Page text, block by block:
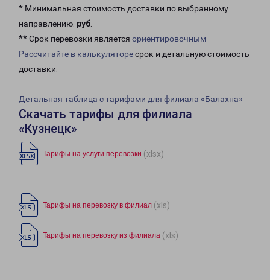
* Минимальная стоимость доставки по выбранному
направлению: руб.
** Срок перевозки является ориентировочным
Рассчитайте в калькуляторесрок и детальную стоимость
доставки.
Детальная таблица с тарифами для филиала «Балахна»
Скачать тарифы для филиала
«Кузнецк»
Тарифы на услуги перевозки (xlsx)
Тарифы на перевозку в филиал (xls)
Тарифы на перевозку из филиала (xls)